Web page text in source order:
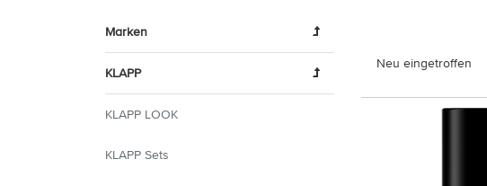
Marken
KLAPP
KLAPP LOOK
KLAPP Sets
Neu eingetroffen